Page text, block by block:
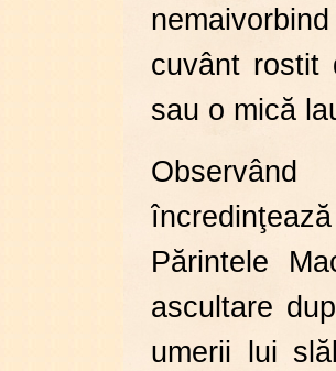
cuvânt rostit
sau o mică
Părintele
ascultare
umerii lui